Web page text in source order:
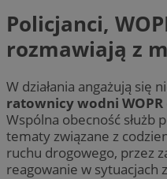
Policjanci,
rozmawiają z
W działania angażują się
ratownicy wodni WOPR
Wspólna obecność służb
tematy związane z
ruchu drogowego, przez
reagowanie w sytuacjach